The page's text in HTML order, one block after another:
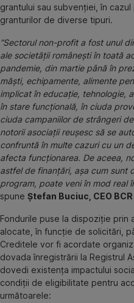
grantului sau subvenției, în
granturilor de diverse tipuri.
“Sectorul non-profit a fost unul
ale societății românești în toată
pandemie, din martie până în
măști, echipamente, alimente
implicat în educație, tehnologie,
în stare funcțională, în ciuda
ciuda campaniilor de strângeri
notorii asociații reușesc să se
confruntă în multe cazuri cu un
afecta funcționarea. De aceea,
astfel de finanțări, așa cum sunt
program, poate veni în mod real
spune Ștefan Buciuc, CEO
Fondurile puse la dispoziție prin
alocate, în funcție de solicitări,
Creditele vor fi acordate
dovada înregistrării la Registrul
dovedi existența impactului
condiții de eligibilitate pentru
următoarele: